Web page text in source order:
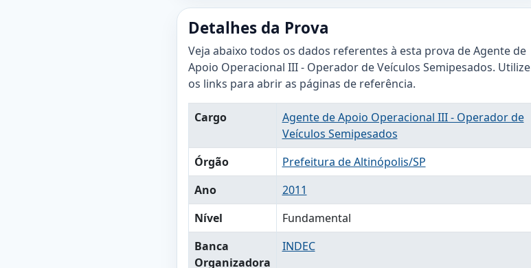
Detalhes da Prova
Veja abaixo todos os dados referentes à esta prova de Agente de
Apoio Operacional III - Operador de Veículos Semipesados. Utilize
os links para abrir as páginas de referência.
Cargo
Agente de Apoio Operacional III - Operador de
Veículos Semipesados
Órgão
Prefeitura de Altinópolis/SP
Ano
2011
Nível
Fundamental
Banca
Organizadora
INDEC